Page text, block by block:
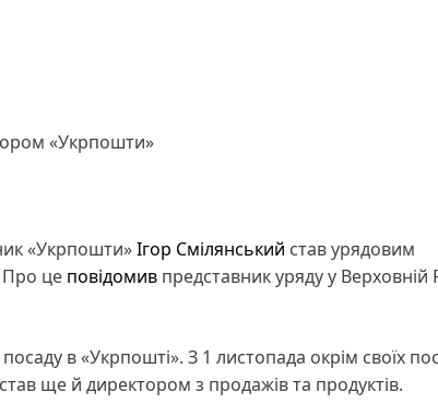
«Укрпошти»
«Укрпошти»Ігор Смілянський став урядовим
Про це повідомив представник уряду у Верховній
в «Укрпошті». З 1 листопада окрім своїх
ще й директором з продажів та продуктів.